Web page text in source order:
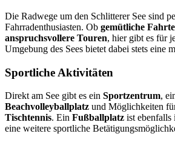
Die Radwege um den Schlitterer See sind
Fahrradenthusiasten. Ob gemütliche
anspruchsvollere Touren, hier gibt es für
Umgebung des Sees bietet dabei stets eine
Sportliche Aktivitäten
Direkt am See gibt es ein Sportzentrum,
Beachvolleyballplatz und Möglichkeiten
Tischtennis. Ein Fußballplatz ist ebenfalls
eine weitere sportliche